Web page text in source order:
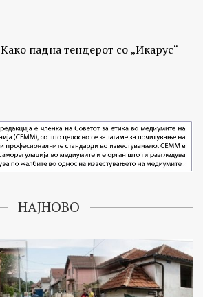
Како падна тендерот со „Икарус“
НАЈНОВО